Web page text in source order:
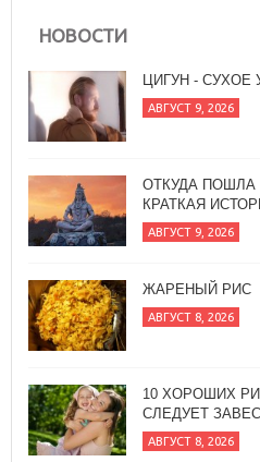
НОВОСТИ
ОТКУДА ПОШЛА
КРАТКАЯ
ЖАРЕНЫЙ РИС
АВГУСТ 8, 2026
10 ХОРОШИХ
СЛЕДУЕТ